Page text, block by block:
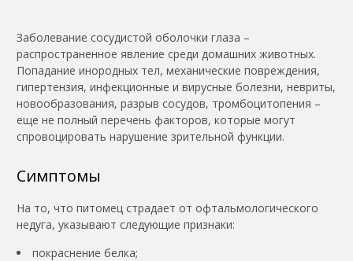
Заболевание сосудистой оболочки глаза –
распространенное явление среди домашних животных.
Попадание инородных тел, механические повреждения,
гипертензия, инфекционные и вирусные болезни, невриты,
новообразования, разрыв сосудов, тромбоцитопения –
еще не полный перечень факторов, которые могут
спровоцировать нарушение зрительной функции.
Симптомы
На то, что питомец страдает от офтальмологического
недуга, указывают следующие признаки:
покраснение белка;